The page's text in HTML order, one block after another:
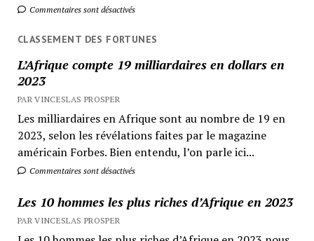
Commentaires sont désactivés
CLASSEMENT DES FORTUNES
L’Afrique compte 19 milliardaires en dollars en
2023
PAR VINCESLAS PROSPER
Les milliardaires en Afrique sont au nombre de 19 en
2023, selon les révélations faites par le magazine
américain Forbes. Bien entendu, l’on parle ici...
Commentaires sont désactivés
Les 10 hommes les plus riches d’Afrique en 2023
PAR VINCESLAS PROSPER